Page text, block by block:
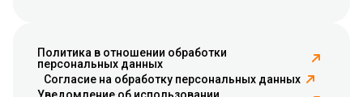
Политика в отношении обработки
персональных данных
Согласие на обработку персональных данных
Уведомление об использовании